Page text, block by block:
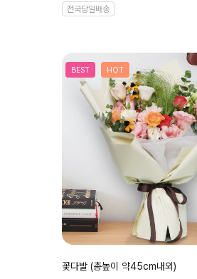
전국당일배송
BEST HOT
꽃다발 (총높이 약45cm내외)